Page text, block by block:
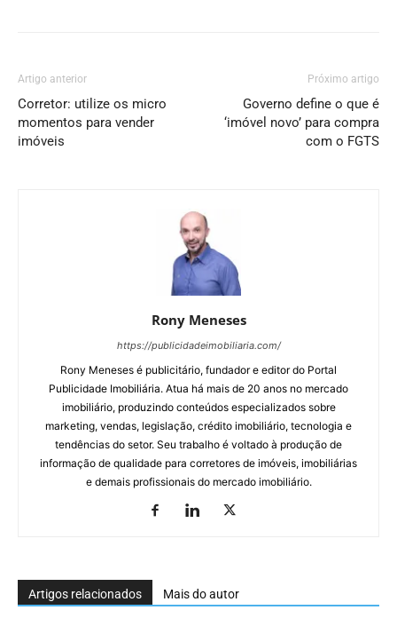
Artigo anterior
Corretor: utilize os micro
momentos para vender
imóveis
Próximo artigo
Governo define o que é
‘imóvel novo’ para compra
com o FGTS
Rony Meneses
https://publicidadeimobiliaria.com/
Rony Meneses é publicitário, fundador e editor do Portal
Publicidade Imobiliária. Atua há mais de 20 anos no mercado
imobiliário, produzindo conteúdos especializados sobre
marketing, vendas, legislação, crédito imobiliário, tecnologia e
tendências do setor. Seu trabalho é voltado à produção de
informação de qualidade para corretores de imóveis, imobiliárias
e demais profissionais do mercado imobiliário.
Artigos relacionados Mais do autor